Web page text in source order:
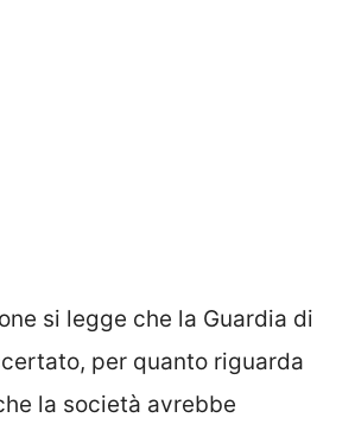
si legge che la Guardia di
per quanto riguarda
la società avrebbe